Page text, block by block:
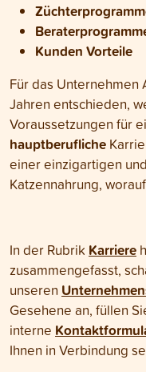
Kunden Vorteile
Für das Unternehmen
Jahren entschieden,
Voraussetzungen für
hauptberufliche
einer einzigartigen
Katzennahrung,
In der Rubrik Karriere
zusammengefasst,
unseren
Gesehene an, füllen
interne
Ihnen in Verbindung